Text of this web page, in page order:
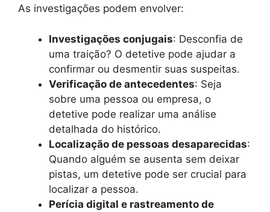
As investigações podem envolver:
Investigações conjugais: Desconfia de
uma traição? O detetive pode ajudar a
confirmar ou desmentir suas suspeitas.
Verificação de antecedentes: Seja
sobre uma pessoa ou empresa, o
detetive pode realizar uma análise
detalhada do histórico.
Localização de pessoas desaparecidas:
Quando alguém se ausenta sem deixar
pistas, um detetive pode ser crucial para
localizar a pessoa.
Perícia digital e rastreamento de